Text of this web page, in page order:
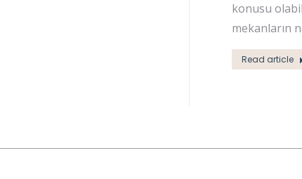
konusu
mekanların
Read article